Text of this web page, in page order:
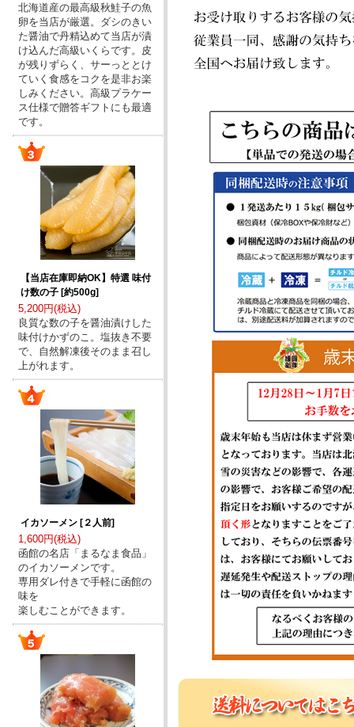
北海道産の最高級秋鮭子の魚
卵を当店が厳選。ダシのきい
た醤油で丹精込めて当店が漬
け込んだ高級いくらです。皮
が残りずらく、サーっととけ
ていく食感をコクを是非お楽
しみください。高級プラケー
ス仕様で贈答ギフトにも最適
です。
【当店在庫即納OK】特選 味付
け数の子 [約500g]
5,200円(税込)
良質な数の子を醤油漬けした
味付けかずのこ。塩抜き不要
で、自然解凍後そのまま召し
上がれます。
イカソーメン [２人前]
1,600円(税込)
函館の名店「まるなま食品」
のイカソーメンです。
専用ダレ付きで手軽に函館の
味を
楽しむことができます。